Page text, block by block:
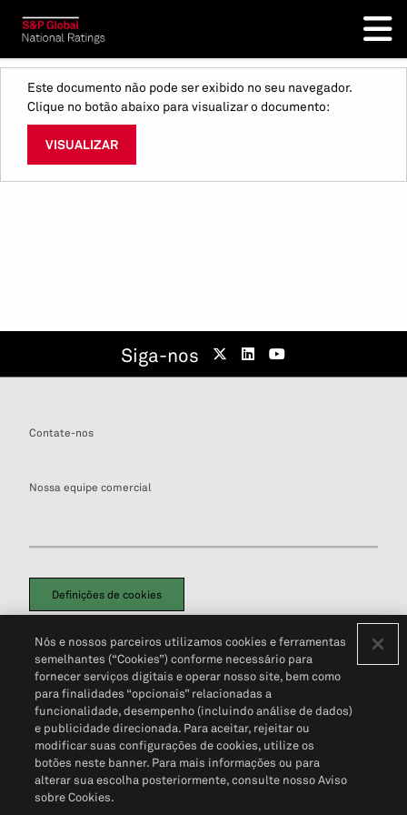
Este documento não pode ser exibido no seu navegador.
Clique no botão abaixo para visualizar o documento:
VISUALIZAR
Siga-nos
Contate-nos
Nossa equipe comercial
Definições de cookies
Política de PrivacidadePortal de privacidade do cliente (em inglês)
Não Venda Minhas Informações Pessoais© 2026 S&P Global
Nós e nossos parceiros utilizamos cookies e ferramentas
semelhantes (“Cookies”) conforme necessário para
fornecer serviços digitais e operar nosso site, bem como
para finalidades “opcionais” relacionadas a
funcionalidade, desempenho (incluindo análise de dados)
e publicidade direcionada. Para aceitar, rejeitar ou
modificar suas configurações de cookies, utilize os
botões neste banner. Para mais informações ou para
alterar sua escolha posteriormente, consulte nosso Aviso
sobre Cookies.